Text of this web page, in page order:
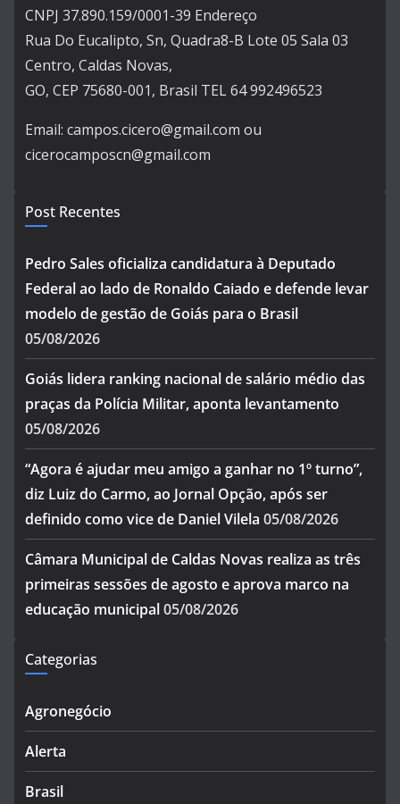
CNPJ 37.890.159/0001-39 Endereço
Rua Do Eucalipto, Sn, Quadra8-B Lote 05 Sala 03
Centro, Caldas Novas,
GO, CEP 75680-001, Brasil TEL 64 992496523
Email: campos.cicero@gmail.com ou
cicerocamposcn@gmail.com
Post Recentes
Pedro Sales oficializa candidatura à Deputado
Federal ao lado de Ronaldo Caiado e defende levar
modelo de gestão de Goiás para o Brasil
05/08/2026
Goiás lidera ranking nacional de salário médio das
praças da Polícia Militar, aponta levantamento
05/08/2026
“Agora é ajudar meu amigo a ganhar no 1º turno”,
diz Luiz do Carmo, ao Jornal Opção, após ser
definido como vice de Daniel Vilela 05/08/2026
Câmara Municipal de Caldas Novas realiza as três
primeiras sessões de agosto e aprova marco na
educação municipal05/08/2026
Categorias
Agronegócio
Alerta
Brasil